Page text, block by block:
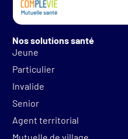
Nos solutions santé
Jeune
Particulier
Invalide
Senior
Agent territorial